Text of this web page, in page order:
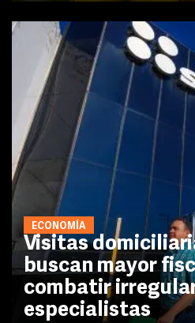
ECONOMÍA
Visitas
buscan mayor
combatir
especialistas